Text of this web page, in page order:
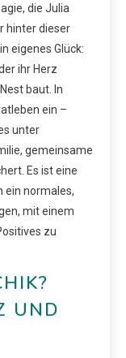
die Julia
hinter dieser
eigenes Glück:
ihr Herz
baut. In
ein –
unter
gemeinsame
Es ist eine
ein normales,
mit einem
zu
UND